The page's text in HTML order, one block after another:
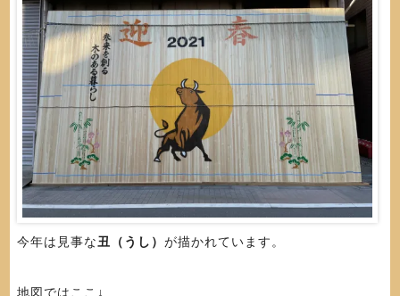
今年は見事な丑（うし） が描かれています。
地図ではここ↓